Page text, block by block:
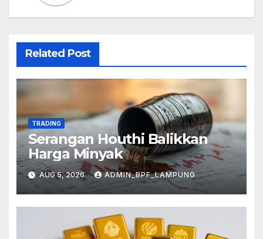
Related Post
TRADING
Serangan Houthi Balikkan
Harga Minyak
AUG 5, 2026 ADMIN_BPF_LAMPUNG